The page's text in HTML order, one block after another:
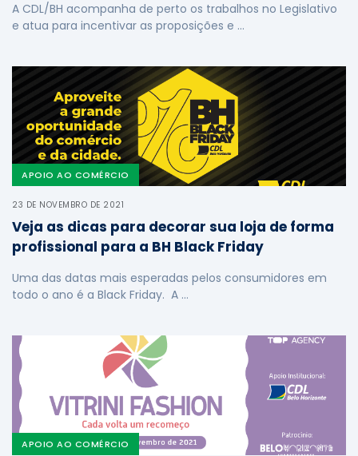
A CDL/BH acompanha de perto os trabalhos no Legislativo
e atua para incentivar as proposições e …
APOIO AO COMÉRCIO
23 DE NOVEMBRO DE 2021
Veja as dicas para decorar sua loja de forma
profissional para a BH Black Friday
Uma das datas mais esperadas pelos consumidores em
todo o ano é a Black Friday. A …
APOIO AO COMÉRCIO